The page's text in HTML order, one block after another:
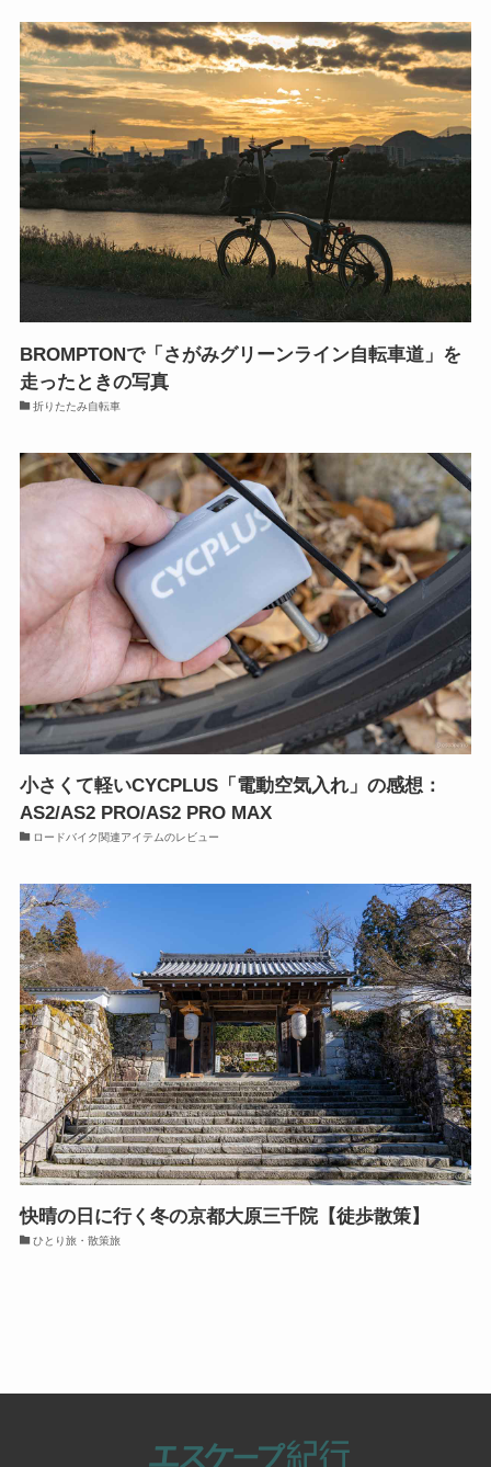
BROMPTONで「さがみグリーンライン自転車道」を
走ったときの写真
折りたたみ自転車
小さくて軽いCYCPLUS「電動空気入れ」の感想：
AS2/AS2 PRO/AS2 PRO MAX
ロードバイク関連アイテムのレビュー
快晴の日に行く冬の京都大原三千院【徒歩散策】
ひとり旅・散策旅